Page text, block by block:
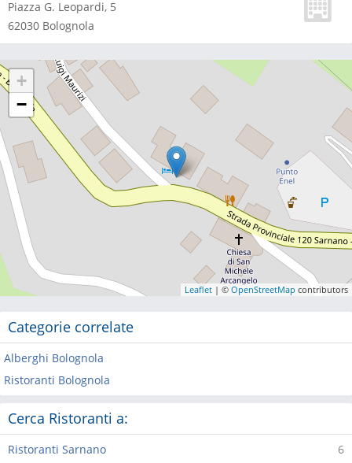
Piazza G. Leopardi, 5
62030 Bolognola
+
−
Leaflet | © OpenStreetMap contributors
Categorie correlate
Alberghi Bolognola
Ristoranti Bolognola
Cerca Ristoranti a:
6
Ristoranti Sarnano